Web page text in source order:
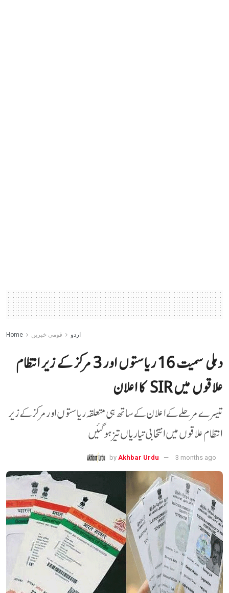
Home اردو قومی خبریں
دہلی سمیت 16 ریاستوں اور 3 مرکز کے زیر انتظام
علاقوں میں SIR کا اعلان
تیسرے مرحلے کے اعلان کے ساتھ ہی متعلقہ ریاستوں اور مرکز کے زیر
انتظام علاقوں میں انتخابی تیاریاں تیزہو گئیں
by Akhbar Urdu 3 months ago